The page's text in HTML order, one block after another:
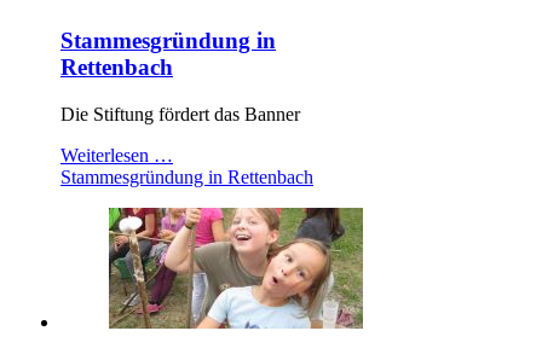
Stammesgründung in
Rettenbach
Die Stiftung fördert das Banner
Weiterlesen …
Stammesgründung in Rettenbach